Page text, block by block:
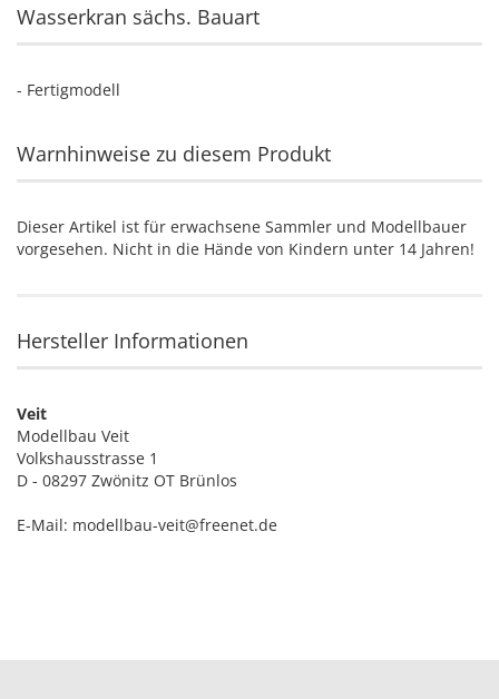
Wasserkran sächs. Bauart
- Fertigmodell
Warnhinweise zu diesem Produkt
Dieser Artikel ist für erwachsene Sammler und Modellbauer
vorgesehen. Nicht in die Hände von Kindern unter 14 Jahren!
Hersteller Informationen
Veit
Modellbau Veit
Volkshausstrasse 1
D - 08297 Zwönitz OT Brünlos
E-Mail: modellbau-veit@freenet.de